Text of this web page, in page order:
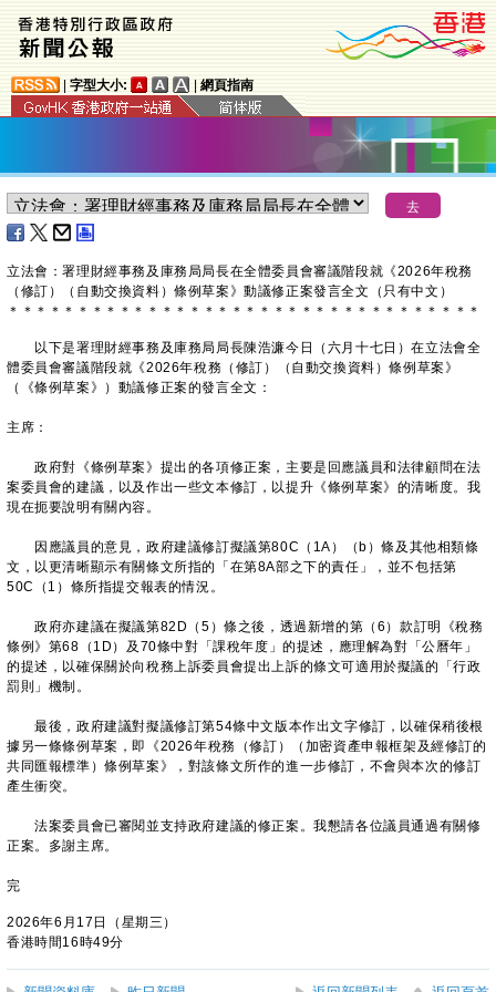
字型大小: 網頁指南
立法會：署理財經事務及庫務局局長在全體委員會審議階段就《2026年稅務
（修訂）（自動交換資料）條例草案》動議修正案發言全文（只有中文）
＊ ＊ ＊ ＊ ＊ ＊ ＊ ＊ ＊ ＊ ＊ ＊ ＊ ＊ ＊ ＊ ＊ ＊ ＊ ＊ ＊ ＊ ＊ ＊ ＊ ＊ ＊ ＊ ＊ ＊ ＊ ＊ ＊ ＊
以下是署理財經事務及庫務局局長陳浩濂今日（六月十七日）在立法會全
體委員會審議階段就《2026年稅務（修訂）（自動交換資料）條例草案》
（《條例草案》）動議修正案的發言全文：
主席：
政府對《條例草案》提出的各項修正案，主要是回應議員和法律顧問在法
案委員會的建議，以及作出一些文本修訂，以提升《條例草案》的清晰度。我
現在扼要說明有關內容。
因應議員的意見，政府建議修訂擬議第80C（1A）（b）條及其他相類條
文，以更清晰顯示有關條文所指的「在第8A部之下的責任」，並不包括第
50C（1）條所指提交報表的情況。
政府亦建議在擬議第82D（5）條之後，透過新增的第（6）款訂明《稅務
條例》第68（1D）及70條中對「課稅年度」的提述，應理解為對「公曆年」
的提述，以確保關於向稅務上訴委員會提出上訴的條文可適用於擬議的「行政
罰則」機制。
最後，政府建議對擬議修訂第54條中文版本作出文字修訂，以確保稍後根
據另一條條例草案，即《2026年稅務（修訂）（加密資產申報框架及經修訂的
共同匯報標準）條例草案》，對該條文所作的進一步修訂，不會與本次的修訂
產生衝突。
法案委員會已審閱並支持政府建議的修正案。我懇請各位議員通過有關修
正案。多謝主席。
完
2026年6月17日（星期三）
香港時間16時49分